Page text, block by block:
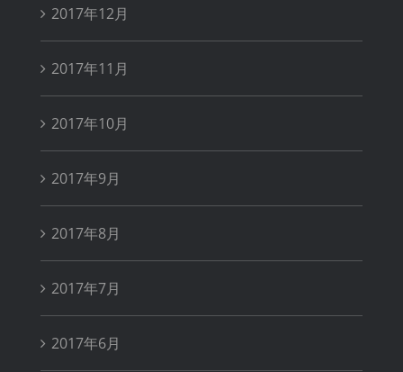
2017年12月
2017年11月
2017年10月
2017年9月
2017年8月
2017年7月
2017年6月